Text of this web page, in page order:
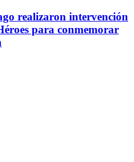
realizaron intervención
para conmemorar